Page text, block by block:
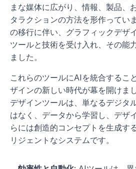
まな媒体に広がり、情報、製品、
タラクションの方法を形作ってい
の移行に伴い、グラフィックデザ
ツールと技術を受け入れ、その能
ました。
これらのツールにAIを統合するこ
ザインの新しい時代が幕を開けま
デザインツールは、単なるデジタ
はなく、データから学習し、デザ
らには創造的コンセプトを生成す
リジェントなシステムです。